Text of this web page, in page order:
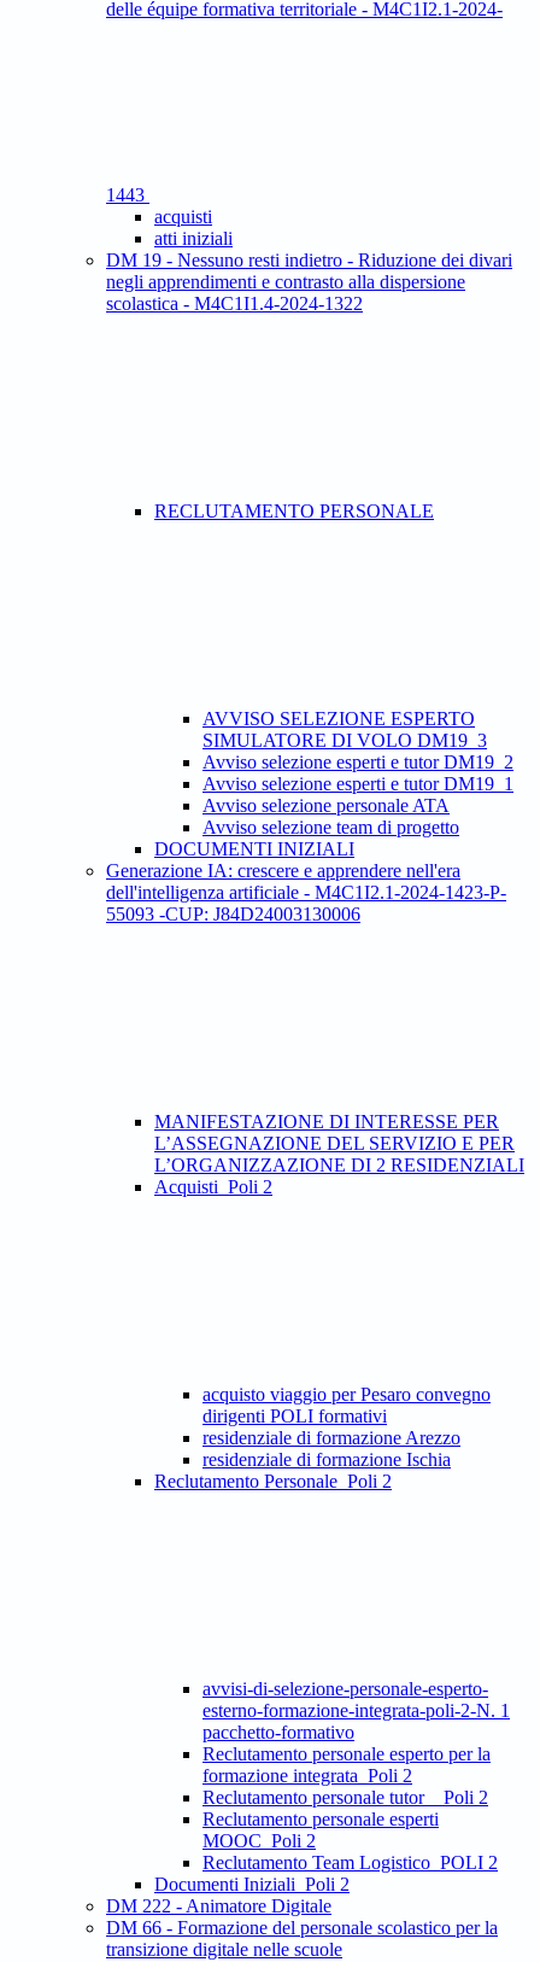
delle équipe formativa territoriale - M4C1I2.1-2024-
1443
acquisti
atti iniziali
DM 19 - Nessuno resti indietro - Riduzione dei divari
negli apprendimenti e contrasto alla dispersione
scolastica - M4C1I1.4-2024-1322
RECLUTAMENTO PERSONALE
AVVISO SELEZIONE ESPERTO
SIMULATORE DI VOLO DM19_3
Avviso selezione esperti e tutor DM19_2
Avviso selezione esperti e tutor DM19_1
Avviso selezione personale ATA
Avviso selezione team di progetto
DOCUMENTI INIZIALI
Generazione IA: crescere e apprendere nell'era
dell'intelligenza artificiale - M4C1I2.1-2024-1423-P-
55093 -CUP: J84D24003130006
MANIFESTAZIONE DI INTERESSE PER
L’ASSEGNAZIONE DEL SERVIZIO E PER
L’ORGANIZZAZIONE DI 2 RESIDENZIALI
Acquisti_Poli 2
acquisto viaggio per Pesaro convegno
dirigenti POLI formativi
residenziale di formazione Arezzo
residenziale di formazione Ischia
Reclutamento Personale_Poli 2
avvisi-di-selezione-personale-esperto-
esterno-formazione-integrata-poli-2-N. 1
pacchetto-formativo
Reclutamento personale esperto per la
formazione integrata_Poli 2
Reclutamento personale tutor _ Poli 2
Reclutamento personale esperti
MOOC_Poli 2
Reclutamento Team Logistico_POLI 2
Documenti Iniziali_Poli 2
DM 222 - Animatore Digitale
DM 66 - Formazione del personale scolastico per la
transizione digitale nelle scuole